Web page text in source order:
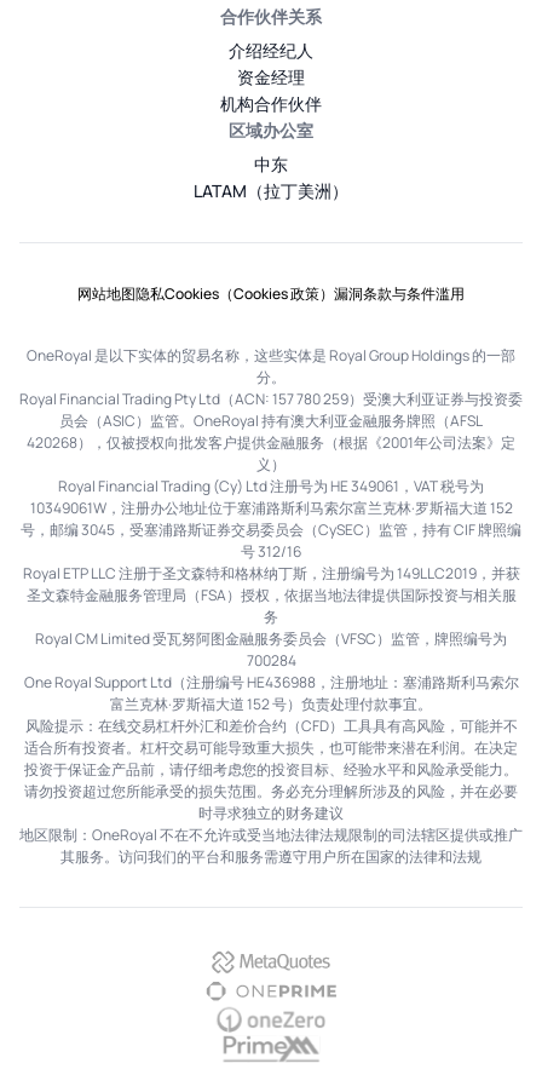
合作伙伴关系
介绍经纪人
资金经理
机构合作伙伴
区域办公室
中东
LATAM（拉丁美洲）
网站地图隐私Cookies（Cookies 政策） 漏洞条款与条件滥用
OneRoyal 是以下实体的贸易名称，这些实体是 Royal Group Holdings 的一部
分。
Royal Financial Trading Pty Ltd（ACN: 157 780 259）受澳大利亚证券与投资委
员会（ASIC）监管。OneRoyal 持有澳大利亚金融服务牌照（AFSL
420268），仅被授权向批发客户提供金融服务（根据《2001年公司法案》定
义）
Royal Financial Trading (Cy) Ltd 注册号为 HE 349061，VAT 税号为
10349061W，注册办公地址位于塞浦路斯利马索尔富兰克林·罗斯福大道 152
号，邮编 3045，受塞浦路斯证券交易委员会（CySEC）监管，持有 CIF 牌照编
号 312/16
Royal ETP LLC 注册于圣文森特和格林纳丁斯，注册编号为 149LLC2019，并获
圣文森特金融服务管理局（FSA）授权，依据当地法律提供国际投资与相关服
务
Royal CM Limited 受瓦努阿图金融服务委员会（VFSC）监管，牌照编号为
700284
One Royal Support Ltd（注册编号 HE436988，注册地址：塞浦路斯利马索尔
富兰克林·罗斯福大道 152 号）负责处理付款事宜。
风险提示：在线交易杠杆外汇和差价合约（CFD）工具具有高风险，可能并不
适合所有投资者。杠杆交易可能导致重大损失，也可能带来潜在利润。在决定
投资于保证金产品前，请仔细考虑您的投资目标、经验水平和风险承受能力。
请勿投资超过您所能承受的损失范围。务必充分理解所涉及的风险，并在必要
时寻求独立的财务建议
地区限制：OneRoyal 不在不允许或受当地法律法规限制的司法辖区提供或推广
其服务。访问我们的平台和服务需遵守用户所在国家的法律和法规
MetaQuotes
OnePrime
OneZero
PrimeXM